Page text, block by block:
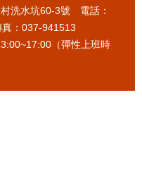
洗水坑60-3號 電話：
：037-941513
（彈性上班時